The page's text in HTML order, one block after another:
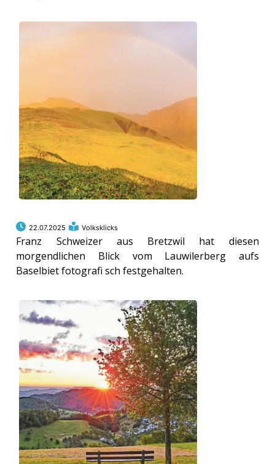
22.07.2025 Volksklicks
Franz Schweizer aus Bretzwil hat diesen
morgendlichen Blick vom Lauwilerberg aufs
Baselbiet fotografi sch festgehalten.